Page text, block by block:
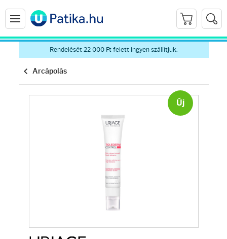
Rendelését 22 000 Ft felett ingyen szállítjuk.
Arcápolás
Új
Arcradírok